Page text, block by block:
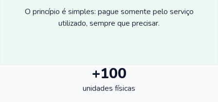
O princípio é simples: pague somente pelo serviço
utilizado, sempre que precisar.
+100
unidades físicas